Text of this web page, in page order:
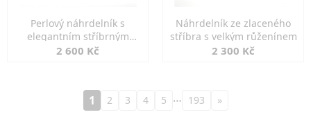
Perlový náhrdelník s
elegantním stříbrným
zapínáním
2 600 Kč
Náhrdelník ze zlaceného
stříbra s velkým růženínem
2 300 Kč
1 2 3 4 5 … 193 »